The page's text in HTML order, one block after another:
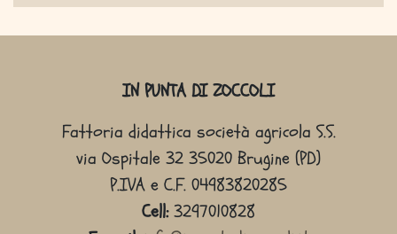
IN PUNTA DI ZOCCOLI
Fattoria didattica società agricola S.S.
via Ospitale 32 35020 Brugine (PD)
P.IVA e C.F. 04983820285
Cell:3297010828